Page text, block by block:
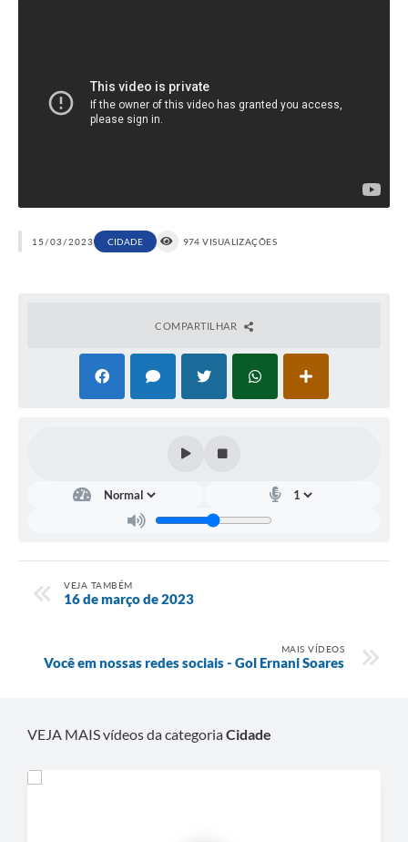
15/03/2023 CIDADE 974 VISUALIZAÇÕES
COMPARTILHAR
VEJA TAMBÉM
16 de março de 2023
MAIS VÍDEOS
Você em nossas redes sociais - Gol Ernani Soares
VEJA MAIS vídeos da categoriaCidade